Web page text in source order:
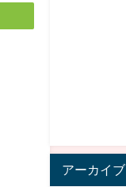
アーカイブ